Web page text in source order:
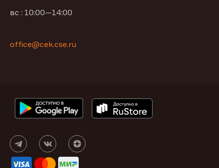
вс : 10:00—14:00
office@cek.cse.ru